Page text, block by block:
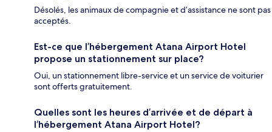
Désolés, les animaux de compagnie et d’assistance ne sont pas
acceptés.
Est-ce que l’hébergement Atana Airport Hotel
propose un stationnement sur place?
Oui, un stationnement libre-service et un service de voiturier
sont offerts gratuitement.
Quelles sont les heures d’arrivée et de départ à
l’hébergement Atana Airport Hotel?